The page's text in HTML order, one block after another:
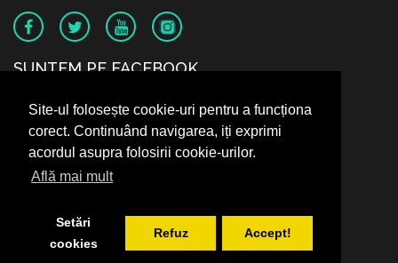
Site-ul folosește cookie-uri pentru a funcționa
corect. Continuând navigarea, iți exprimi
acordul asupra folosirii cookie-urilor.
Află mai mult
Setări
cookies
Refuz Accept!
SUNTEM PE FACEBOOK